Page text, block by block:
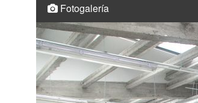
Fotogalería